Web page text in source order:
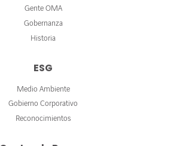
Gente OMA
Gobernanza
Historia
ESG
Medio Ambiente
Gobierno Corporativo
Reconocimientos